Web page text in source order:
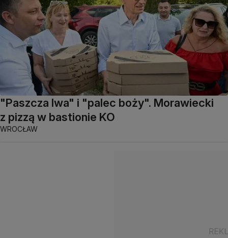
"Paszcza lwa" i "palec boży". Morawiecki
z pizzą w bastionie KO
WROCŁAW